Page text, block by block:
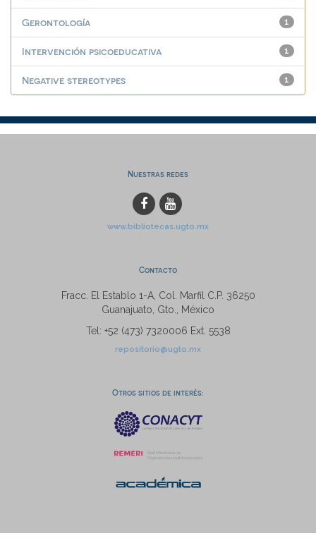
1
Gerontología
1
Intervención psicoeducativa
1
Negative stereotypes
Nuestras redes
www.bibliotecas.ugto.mx
Contacto
Fracc. El Establo 1-A, Col. Marfil C.P. 36250
Guanajuato, Gto., México
Tel: +52 (473) 7320006 Ext. 5538
repositorio@ugto.mx
Otros sitios de interés: